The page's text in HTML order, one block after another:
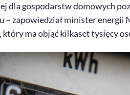
dla gospodarstw domowych
– zapowiedział minister energii
który ma objąć kilkaset tysięcy